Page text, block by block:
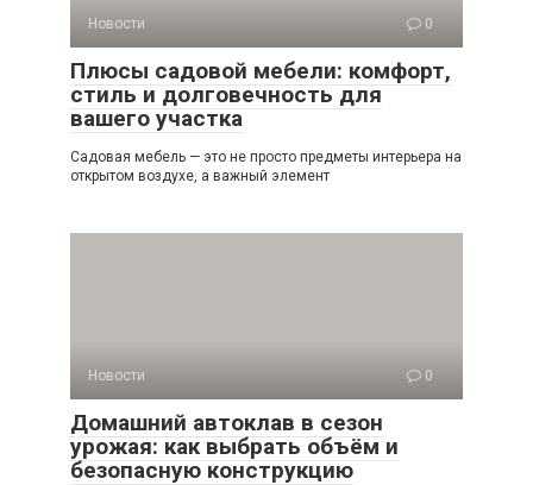
Новости 0
Плюсы садовой мебели: комфорт,
стиль и долговечность для
вашего участка
Садовая мебель — это не просто предметы интерьера на
открытом воздухе, а важный элемент
Новости 0
Домашний автоклав в сезон
урожая: как выбрать объём и
безопасную конструкцию